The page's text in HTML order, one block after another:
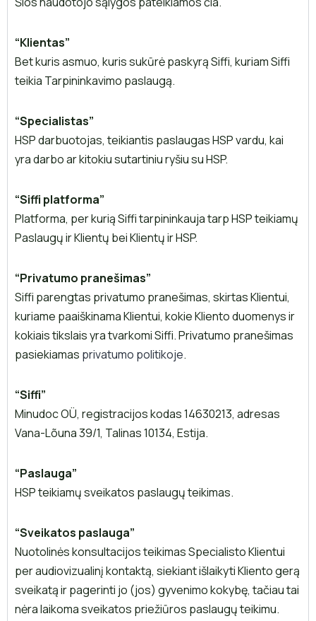
“Klientas”
Bet kuris asmuo, kuris sukūrė paskyrą Siffi, kuriam Siffi
teikia Tarpininkavimo paslaugą.
“Specialistas”
HSP darbuotojas, teikiantis paslaugas HSP vardu, kai
yra darbo ar kitokiu sutartiniu ryšiu su HSP.
“Siffi platforma”
Platforma, per kurią Siffi tarpininkauja tarp HSP teikiamų
Paslaugų ir Klientų bei Klientų ir HSP.
“Privatumo pranešimas”
Siffi parengtas privatumo pranešimas, skirtas Klientui,
kuriame paaiškinama Klientui, kokie Kliento duomenys ir
kokiais tikslais yra tvarkomi Siffi. Privatumo pranešimas
pasiekiamas privatumo politikoje.
“Siffi”
Minudoc OÜ, registracijos kodas 14630213, adresas
Vana-Lõuna 39/1, Talinas 10134, Estija.
“Paslauga”
HSP teikiamų sveikatos paslaugų teikimas.
“Sveikatos paslauga”
Nuotolinės konsultacijos teikimas Specialisto Klientui
per audiovizualinį kontaktą, siekiant išlaikyti Kliento gerą
sveikatą ir pagerinti jo (jos) gyvenimo kokybę, tačiau tai
nėra laikoma sveikatos priežiūros paslaugų teikimu.